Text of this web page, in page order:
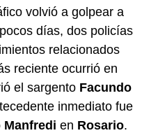
volvió a golpear a
días, dos policías
relacionados
reciente ocurrió en
el sargento Facundo
inmediato fue
Manfredi en Rosario.